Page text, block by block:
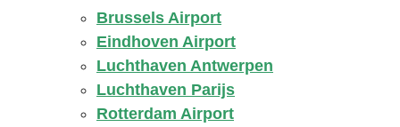
Brussels Airport
Eindhoven Airport
Luchthaven Antwerpen
Luchthaven Parijs
Rotterdam Airport